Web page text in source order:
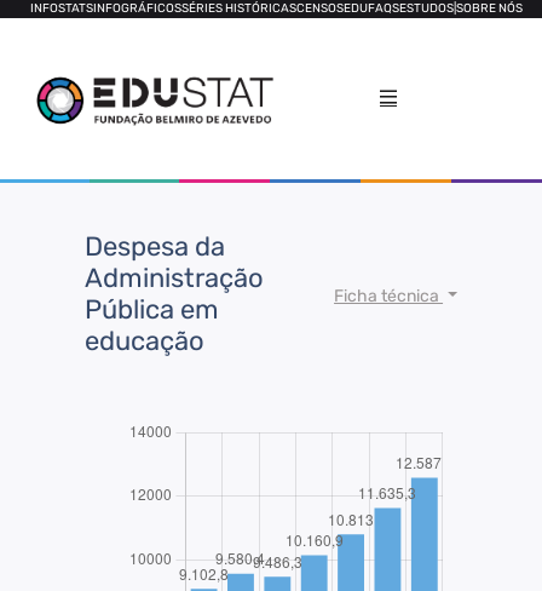
INFOSTATSINFOGRÁFICOSSÉRIES HISTÓRICASCENSOSEDUFAQSESTUDOSSOBRE NÓS
Despesa da
Administração
Pública em
educação
Ficha técnica